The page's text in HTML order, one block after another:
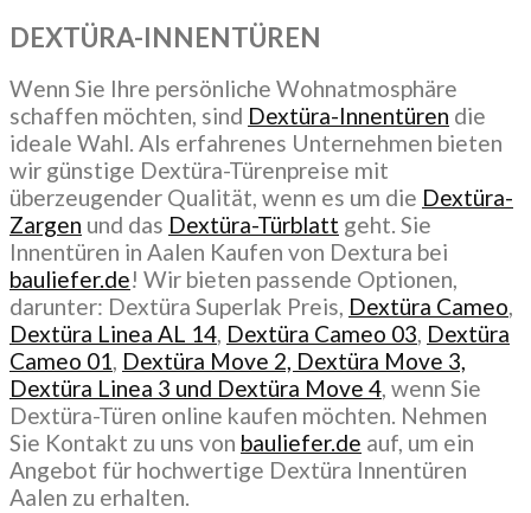
DEXTÜRA-INNENTÜREN
Wenn Sie Ihre persönliche Wohnatmosphäre
schaffen möchten, sind Dextüra-Innentüren die
ideale Wahl. Als erfahrenes Unternehmen bieten
wir günstige Dextüra-Türenpreise mit
überzeugender Qualität, wenn es um die Dextüra-
Zargen und das Dextüra-Türblatt geht. Sie
Innentüren in Aalen Kaufen von Dextura bei
bauliefer.de! Wir bieten passende Optionen,
darunter: Dextüra Superlak Preis, Dextüra Cameo,
Dextüra Linea AL 14, Dextüra Cameo 03, Dextüra
Cameo 01, Dextüra Move 2, Dextüra Move 3,
Dextüra Linea 3 und Dextüra Move 4, wenn Sie
Dextüra-Türen online kaufen möchten. Nehmen
Sie Kontakt zu uns von bauliefer.de auf, um ein
Angebot für hochwertige Dextüra Innentüren
Aalen zu erhalten.